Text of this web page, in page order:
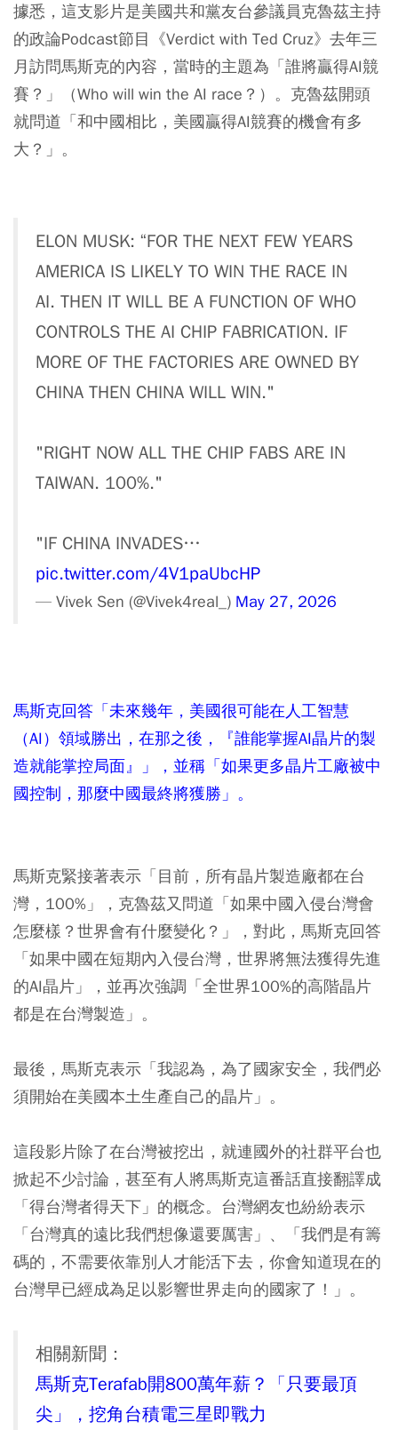
據悉，這支影片是美國共和黨友台參議員克魯茲主持
的政論Podcast節目《Verdict with Ted Cruz》去年三
月訪問馬斯克的內容，當時的主題為「誰將贏得AI競
賽？」（Who will win the AI race？）。克魯茲開頭
就問道「和中國相比，美國贏得AI競賽的機會有多
大？」。
ELON MUSK: “FOR THE NEXT FEW YEARS
AMERICA IS LIKELY TO WIN THE RACE IN
AI. THEN IT WILL BE A FUNCTION OF WHO
CONTROLS THE AI CHIP FABRICATION. IF
MORE OF THE FACTORIES ARE OWNED BY
CHINA THEN CHINA WILL WIN."
"RIGHT NOW ALL THE CHIP FABS ARE IN
TAIWAN. 100%."
"IF CHINA INVADES…
pic.twitter.com/4V1paUbcHP
— Vivek Sen (@Vivek4real_) May 27, 2026
馬斯克回答「未來幾年，美國很可能在人工智慧
（AI）領域勝出，在那之後，『誰能掌握AI晶片的製
造就能掌控局面』」，並稱「如果更多晶片工廠被中
國控制，那麼中國最終將獲勝」。
馬斯克緊接著表示「目前，所有晶片製造廠都在台
灣，100%」，克魯茲又問道「如果中國入侵台灣會
怎麼樣？世界會有什麼變化？」，對此，馬斯克回答
「如果中國在短期內入侵台灣，世界將無法獲得先進
的AI晶片」，並再次強調「全世界100%的高階晶片
都是在台灣製造」。
最後，馬斯克表示「我認為，為了國家安全，我們必
須開始在美國本土生產自己的晶片」。
這段影片除了在台灣被挖出，就連國外的社群平台也
掀起不少討論，甚至有人將馬斯克這番話直接翻譯成
「得台灣者得天下」的概念。台灣網友也紛紛表示
「台灣真的遠比我們想像還要厲害」、「我們是有籌
碼的，不需要依靠別人才能活下去，你會知道現在的
台灣早已經成為足以影響世界走向的國家了！」。
相關新聞：
馬斯克Terafab開800萬年薪？「只要最頂
尖」，挖角台積電三星即戰力